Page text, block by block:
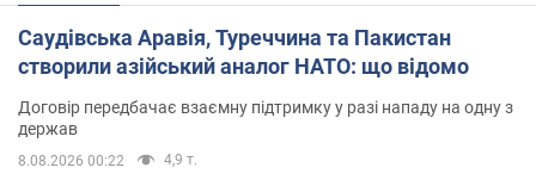
Саудівська Аравія, Туреччина та Пакистан
створили азійський аналог НАТО: що відомо
Договір передбачає взаємну підтримку у разі нападу на одну з
держав
8.08.2026 00:22 4,9 т.